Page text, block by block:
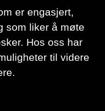
er engasjert,
som liker å møte
Hos oss har
til videre